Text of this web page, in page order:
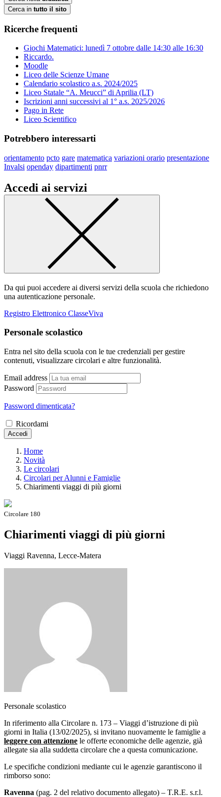
Cerca in tutto il sito
Ricerche frequenti
Giochi Matematici: lunedì 7 ottobre dalle 14:30 alle 16:30
Riccardo.
Moodle
Liceo delle Scienze Umane
Calendario scolastico a.s. 2024/2025
Liceo Statale “A. Meucci” di Aprilia (LT)
Iscrizioni anni successivi al 1° a.s. 2025/2026
Pago in Rete
Liceo Scientifico
Potrebbero interessarti
orientamento pcto gare matematica variazioni orario presentazione
Invalsi openday dipartimenti pnrr
Accedi ai servizi
Da qui puoi accedere ai diversi servizi della scuola che richiedono
una autenticazione personale.
Registro Elettronico ClasseViva
Personale scolastico
Entra nel sito della scuola con le tue credenziali per gestire
contenuti, visualizzare circolari e altre funzionalità.
Email address
Password
Password dimenticata?
Ricordami
Accedi
Home
Novità
Le circolari
Circolari per Alunni e Famiglie
Chiarimenti viaggi di più giorni
Circolare 180
Chiarimenti viaggi di più giorni
Viaggi Ravenna, Lecce-Matera
Personale scolastico
In riferimento alla Circolare n. 173 – Viaggi d’istruzione di più
giorni in Italia (13/02/2025), si invitano nuovamente le famiglie a
leggere con attenzione le offerte economiche delle agenzie, già
allegate sia alla suddetta circolare che a questa comunicazione.
Le specifiche condizioni mediante cui le agenzie garantiscono il
rimborso sono:
Ravenna (pag. 2 del relativo documento allegato) – T.R.E. s.r.l.